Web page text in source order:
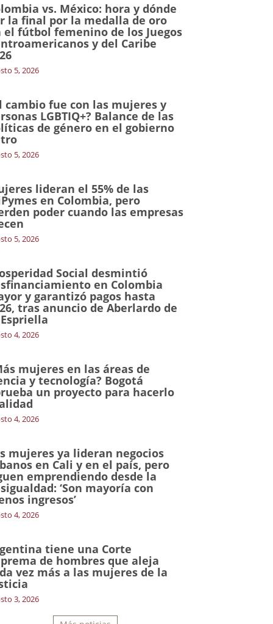
vs. México: hora y dónde
la final por la medalla de oro
el fútbol femenino de los Juegos
y del Caribe
5, 2026
cambio fue con las mujeres y
LGBTIQ+? Balance de las
de género en el gobierno
5, 2026
lideran el 55% de las
en Colombia, pero
poder cuando las empresas
5, 2026
Social desmintió
en Colombia
y garantizó pagos hasta
tras anuncio de Aberlardo de
4, 2026
mujeres en las áreas de
y tecnología? Bogotá
un proyecto para hacerlo
4, 2026
mujeres ya lideran negocios
en Cali y en el país, pero
emprendiendo desde la
‘Son mayoría con
ingresos’
4, 2026
tiene una Corte
de hombres que aleja
vez más a las mujeres de la
3, 2026